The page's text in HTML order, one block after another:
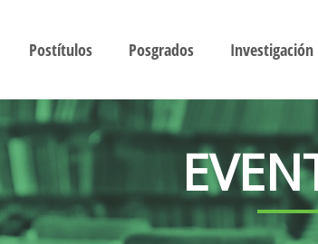
Postítulos Posgrados Investigación